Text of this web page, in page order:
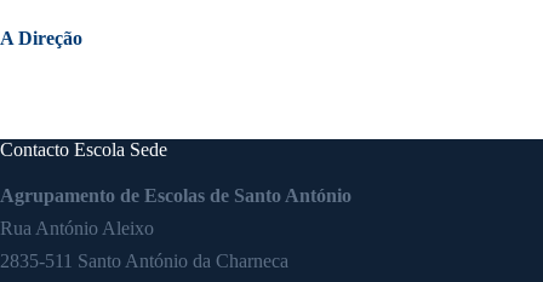
A Direção
Contacto Escola Sede
Agrupamento de Escolas de Santo António
Rua António Aleixo
2835-511 Santo António da Charneca